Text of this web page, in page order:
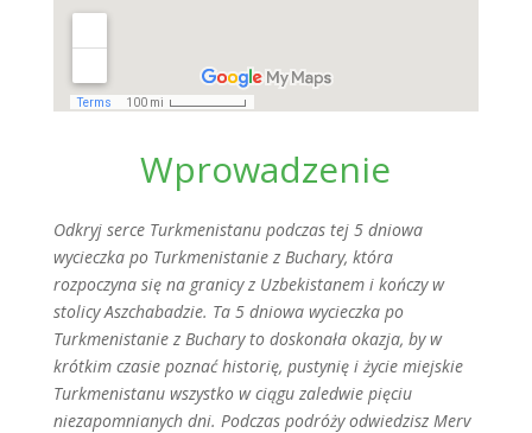
Wprowadzenie
Odkryj serce Turkmenistanu podczas tej 5 dniowa
wycieczka po Turkmenistanie z Buchary, która
rozpoczyna się na granicy z Uzbekistanem i kończy w
stolicy Aszchabadzie. Ta 5 dniowa wycieczka po
Turkmenistanie z Buchary to doskonała okazja, by w
krótkim czasie poznać historię, pustynię i życie miejskie
Turkmenistanu wszystko w ciągu zaledwie pięciu
niezapomnianych dni. Podczas podróży odwiedzisz Merv